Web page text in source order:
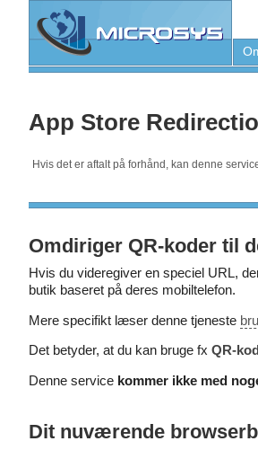
App Store
Hvis det er aftalt på forhånd, kan denne
Omdiriger QR-koder til
Hvis du videregiver en speciel URL,
butik baseret på deres mobiltelefon.
Mere specifikt læser denne tjeneste
Det betyder, at du kan bruge fx QR-
Denne service kommer ikke med
Dit nuværende